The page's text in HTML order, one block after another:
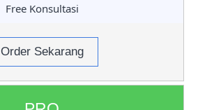
Free Konsultasi
Order Sekarang